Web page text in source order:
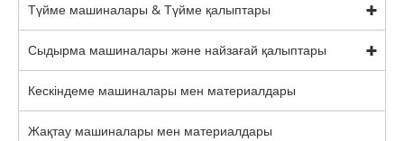
Түйме машиналары & Түйме қалыптары
Сыдырма машиналары және найзағай қалыптары
Кескіндеме машиналары мен материалдары
Жақтау машиналары мен материалдары